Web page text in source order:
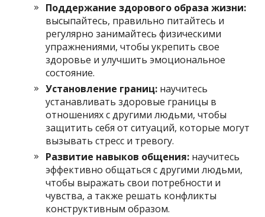
Поддержание здорового образа жизни:
высыпайтесь, правильно питайтесь и
регулярно занимайтесь физическими
упражнениями, чтобы укрепить свое
здоровье и улучшить эмоциональное
состояние.
Установление границ: научитесь
устанавливать здоровые границы в
отношениях с другими людьми, чтобы
защитить себя от ситуаций, которые могут
вызывать стресс и тревогу.
Развитие навыков общения: научитесь
эффективно общаться с другими людьми,
чтобы выражать свои потребности и
чувства, а также решать конфликты
конструктивным образом.